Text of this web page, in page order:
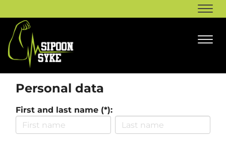
Personal data
First and last name (*):